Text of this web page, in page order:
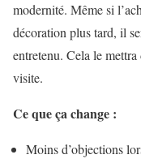
modernité. Même si
décoration plus tard, il
entretenu. Cela le
visite.
Ce que ça change :
Moins d’objections